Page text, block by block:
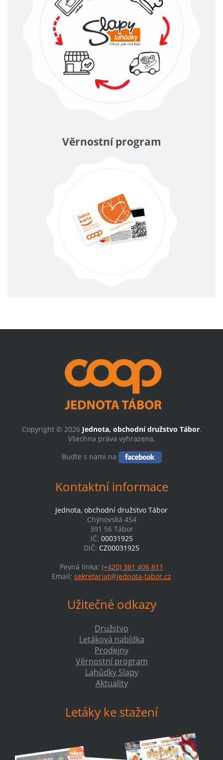
Věrnostní program
Copyright © 2026 Jednota, obchodní družstvo Tábor.
Všechna práva vyhrazena.
Buďte s námi na
Kontaktní informace
Jednota, obchodní družstvo Tábor
Chýnovská 454
391 56 Tábor
IČ: 00031925
DIČ: CZ00031925
Pevná linka: (+420) 381 406 811
Email: sekretariat@jednota-tabor.cz
Užitečné odkazy
Družstvo
Letáková nabídka
Prodejny
Věrnostní program
Lahůdky Slapy
Aktuality
Letáky ke stažení